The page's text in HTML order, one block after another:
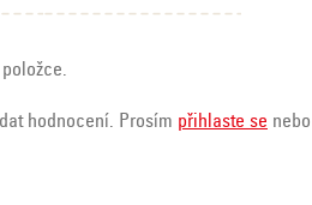
hodnocení. Prosím přihlaste se